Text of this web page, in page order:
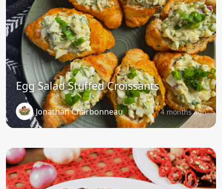
Egg Salad Stuffed Croissants
Jonathan Charbonneau 4 months ago